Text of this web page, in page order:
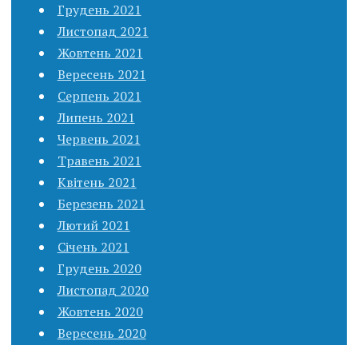
Грудень 2021
Листопад 2021
Жовтень 2021
Вересень 2021
Серпень 2021
Липень 2021
Червень 2021
Травень 2021
Квітень 2021
Березень 2021
Лютий 2021
Січень 2021
Грудень 2020
Листопад 2020
Жовтень 2020
Вересень 2020